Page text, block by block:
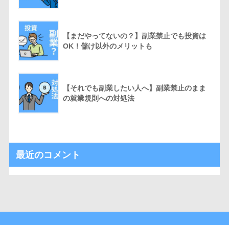
【まだやってないの？】副業禁止でも投資は
OK！儲け以外のメリットも
【それでも副業したい人へ】副業禁止のまま
の就業規則への対処法
最近のコメント